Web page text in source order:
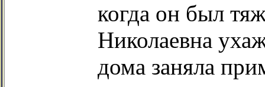
когда он был
Николаевна
дома заняла